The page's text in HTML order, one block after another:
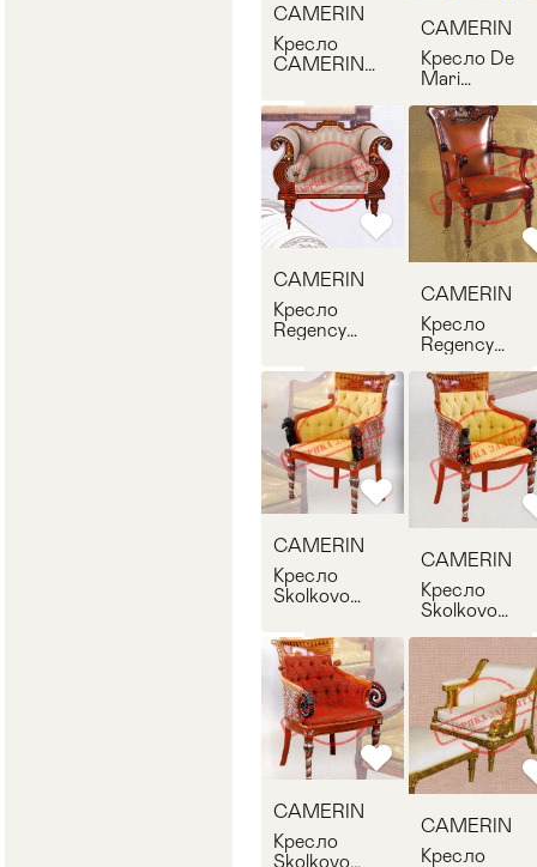
CAMERIN
Кресло
CAMERIN
CAMERIN
Кресло De
Mari
CAMERIN
Кресло
Regency
CAMERIN
152
CAMERIN
Кресло
Regency
CAMERIN
Кресло
Skolkovo
1008
CAMERIN
Кресло
Skolkovo
1009
CAMERIN
Кресло
Skolkovo
CAMERIN
Кресло